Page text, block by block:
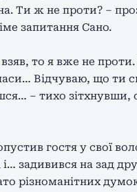
Ти ж не проти? –
запитання Сано.
то я вже не
Відчуваю, що ти
– тихо зітхнувши,
гостя у свої
задивився на зад
різноманітних